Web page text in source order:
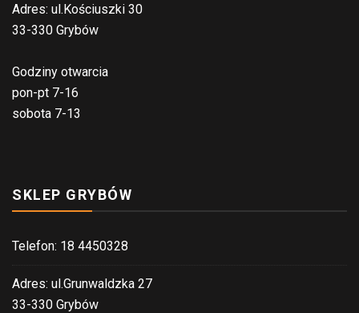
Adres: ul.Kościuszki 30
33-330 Grybów
Godziny otwarcia
pon-pt 7-16
sobota 7-13
SKLEP GRYBÓW
Telefon: 18 4450328
Adres: ul.Grunwaldzka 27
33-330 Grybów